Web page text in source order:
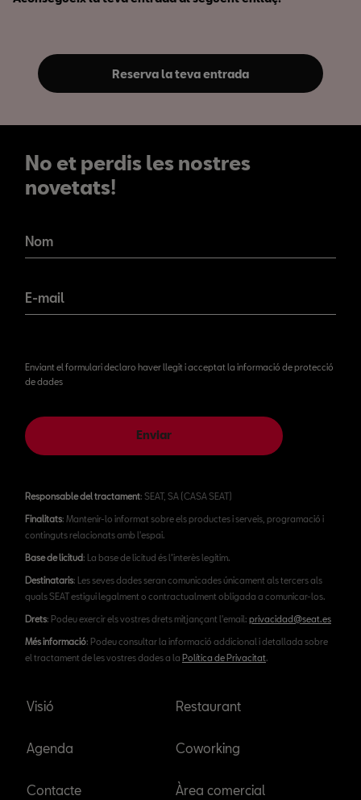
Reserva la teva entrada
No et perdis les nostres
novetats!
novetats!
Nom
E-mail
Enviant el formulari declaro haver llegit i acceptat la informació de protecció
de dades
Enviar
Responsable del tractament: SEAT, SA (CASA SEAT)
Finalitats: Mantenir-lo informat sobre els productes i serveis, programació i
continguts relacionats amb l'espai.
Base de licitud: La base de licitud és l’interès legítim.
Destinataris: Les seves dades seran comunicades únicament als tercers als
quals SEAT estigui legalment o contractualment obligada a comunicar-los.
Drets: Podeu exercir els vostres drets mitjançant l'email: privacidad@seat.es
Més informació: Podeu consultar la informació addicional i detallada sobre
el tractament de les vostres dades a la Política de Privacitat.
Visió
Agenda
Contacte
Restaurant
Coworking
Àrea comercial